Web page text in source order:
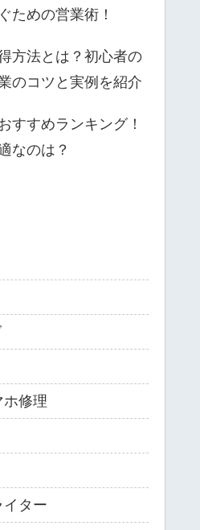
ための営業術！
方法とは？初心者の
のコツと実例を紹介
すすめランキング！
なのは？
ホ修理
イター